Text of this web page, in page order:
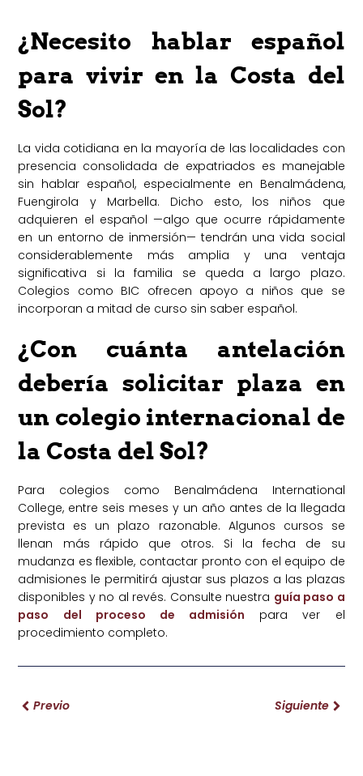
¿Necesito hablar español
para vivir en la Costa del
Sol?
La vida cotidiana en la mayoría de las localidades con
presencia consolidada de expatriados es manejable
sin hablar español, especialmente en Benalmádena,
Fuengirola y Marbella. Dicho esto, los niños que
adquieren el español —algo que ocurre rápidamente
en un entorno de inmersión— tendrán una vida social
considerablemente más amplia y una ventaja
significativa si la familia se queda a largo plazo.
Colegios como BIC ofrecen apoyo a niños que se
incorporan a mitad de curso sin saber español.
¿Con cuánta antelación
debería solicitar plaza en
un colegio internacional de
la Costa del Sol?
Para colegios como Benalmádena International
College, entre seis meses y un año antes de la llegada
prevista es un plazo razonable. Algunos cursos se
llenan más rápido que otros. Si la fecha de su
mudanza es flexible, contactar pronto con el equipo de
admisiones le permitirá ajustar sus plazos a las plazas
disponibles y no al revés. Consulte nuestra guía paso a
paso del proceso de admisión para ver el
procedimiento completo.
Previo Siguiente